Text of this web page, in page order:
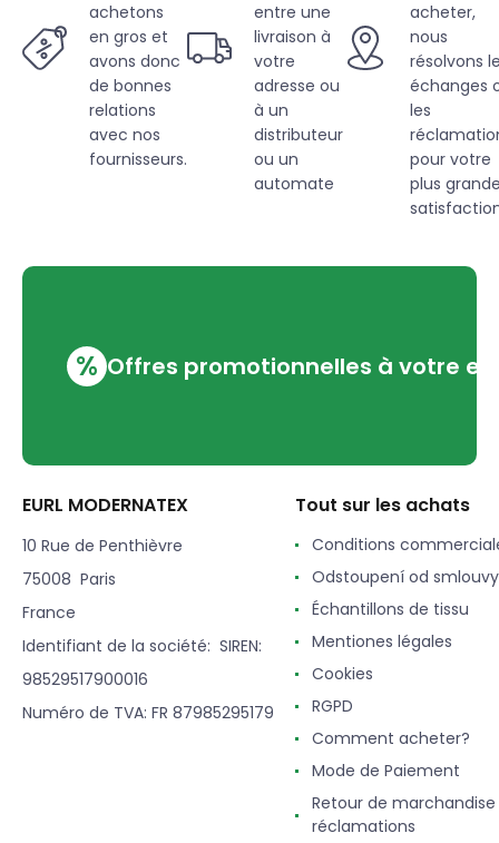
achetons
en gros et
avons donc
de bonnes
relations
avec nos
fournisseurs.
entre une
livraison à
votre
adresse ou
à un
distributeur
ou un
automate
acheter,
nous
résolvons
échanges
les
pour votre
plus
% Offres promotionnelles à votre
EURL MODERNATEX
10 Rue de Penthièvre
75008 Paris
France
Identifiant de la société: SIREN:
98529517900016
Numéro de TVA: FR 87985295179
Tout sur les achats
Conditions
Odstoupení od smlouvy
Échantillons de tissu
Mentiones légales
Cookies
RGPD
Comment acheter?
Mode de Paiement
Retour de
réclamations